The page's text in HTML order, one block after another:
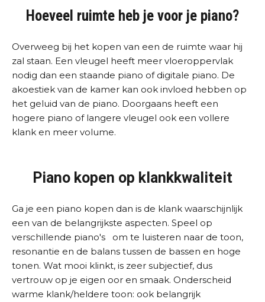
Hoeveel ruimte heb je voor je piano?
Overweeg bij het kopen van een de ruimte waar hij
zal staan. Een vleugel heeft meer vloeroppervlak
nodig dan een staande piano of digitale piano. De
akoestiek van de kamer kan ook invloed hebben op
het geluid van de piano. Doorgaans heeft een
hogere piano of langere vleugel ook een vollere
klank en meer volume.
Piano kopen op klankkwaliteit
Ga je een piano kopen dan is de klank waarschijnlijk
een van de belangrijkste aspecten. Speel op
verschillende piano's om te luisteren naar de toon,
resonantie en de balans tussen de bassen en hoge
tonen. Wat mooi klinkt, is zeer subjectief, dus
vertrouw op je eigen oor en smaak. Onderscheid
warme klank/heldere toon: ook belangrijk